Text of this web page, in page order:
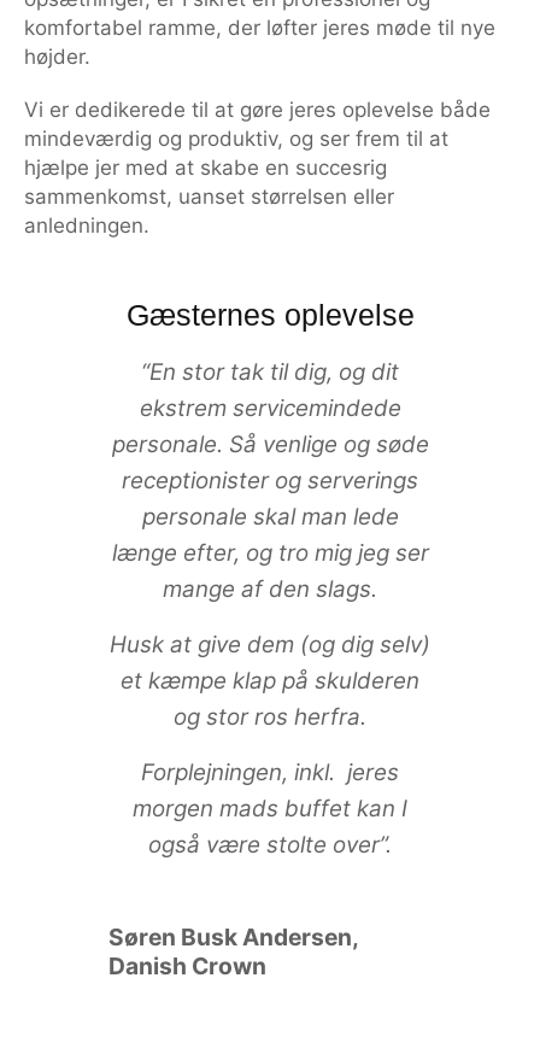
komfortabel ramme, der løfter jeres møde til nye
højder.
Vi er dedikerede til at gøre jeres oplevelse både
mindeværdig og produktiv, og ser frem til at
hjælpe jer med at skabe en succesrig
sammenkomst, uanset størrelsen eller
anledningen.
Gæsternes oplevelse
“En stor tak til dig, og dit
ekstrem servicemindede
personale. Så venlige og søde
receptionister og serverings
personale skal man lede
længe efter, og tro mig jeg ser
mange af den slags.
Husk at give dem (og dig selv)
et kæmpe klap på skulderen
og stor ros herfra.
Forplejningen, inkl. jeres
morgen mads buffet kan I
også være stolte over”.
Søren Busk Andersen,
Danish Crown